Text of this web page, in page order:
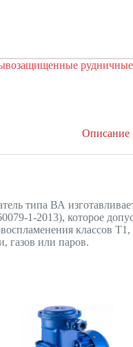
рудничные
Описание
типа ВА
1-2013), которое
классов
газов или паров.